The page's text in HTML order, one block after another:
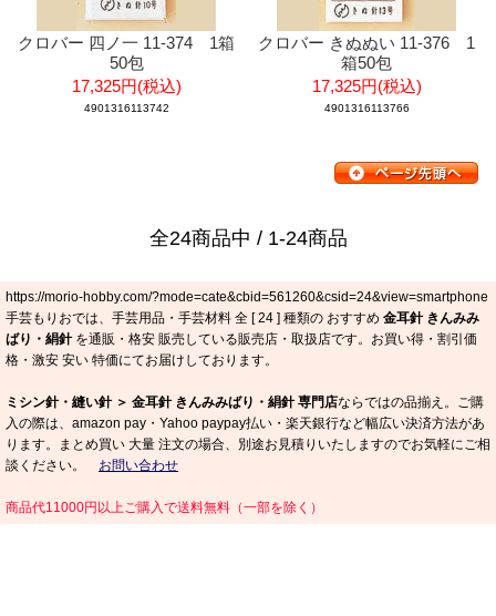
クロバー 四ノ一 11-374 1箱
50包
17,325円(税込)
4901316113742
クロバー きぬぬい 11-376 1
箱50包
17,325円(税込)
4901316113766
全24商品中 / 1-24商品
https://morio-hobby.com/?mode=cate&cbid=561260&csid=24&view=smartphone
手芸もりおでは、手芸用品・手芸材料 全 [24 ] 種類の おすすめ 金耳針 きんみみ
ばり・絹針を通販・格安 販売している販売店・取扱店です。お買い得・割引価
格・激安 安い 特価にてお届けしております。
ミシン針・縫い針 ＞ 金耳針 きんみみばり・絹針 専門店ならではの品揃え。ご購
入の際は、amazon pay・Yahoo paypay払い・楽天銀行など幅広い決済方法があ
ります。まとめ買い 大量 注文の場合、別途お見積りいたしますのでお気軽にご相
談ください。 お問い合わせ
商品代11000円以上ご購入で送料無料（一部を除く）